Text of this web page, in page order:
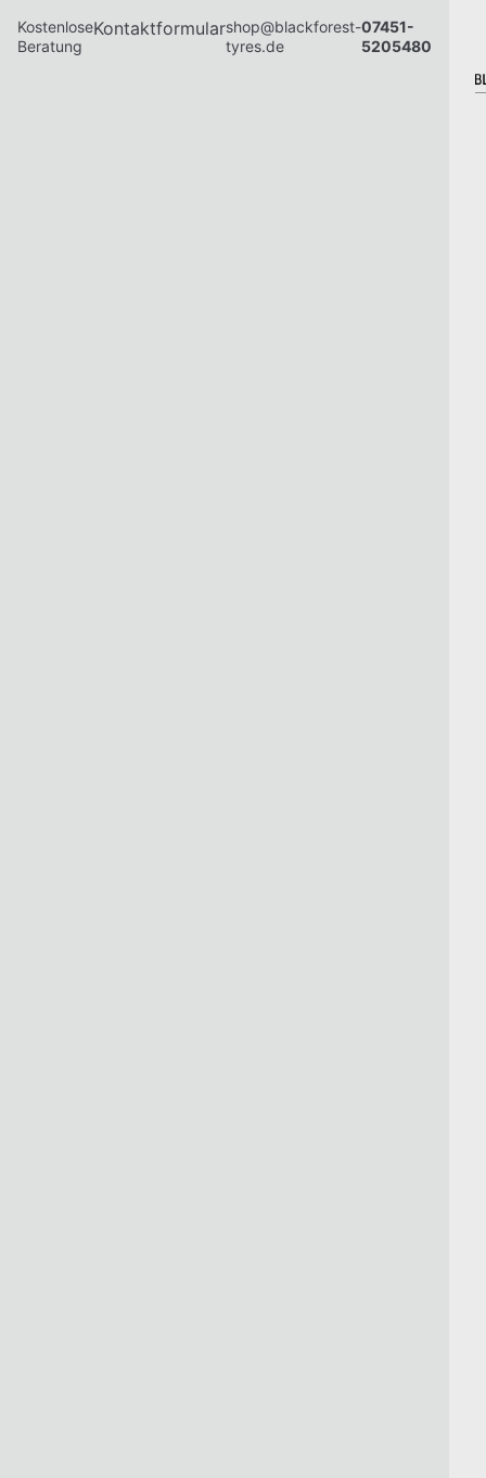
Kostenlose
Beratung
Kontaktformularshop@blackforest-
tyres.de
07451-
5205480